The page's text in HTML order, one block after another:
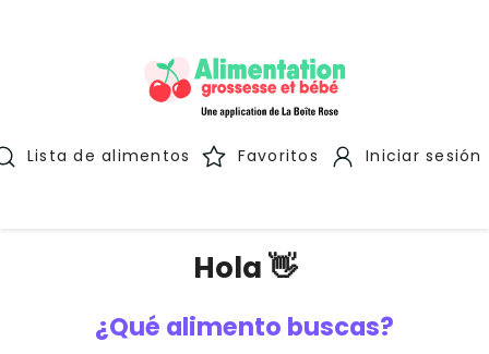
Lista de alimentos Favoritos Iniciar sesión
Hola 👋
¿Qué alimento buscas?